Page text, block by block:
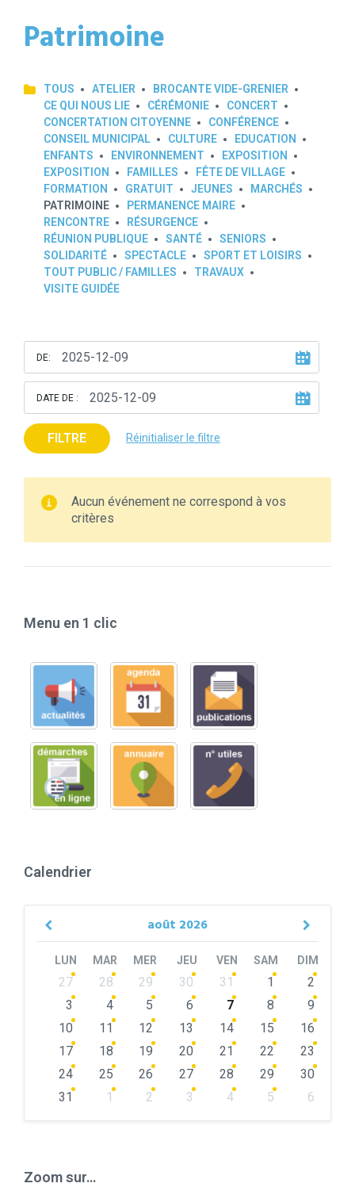
Patrimoine
TOUS ATELIER
BROCANTE VIDE-GRENIER
CE QUI NOUS LIE
CÉRÉMONIE
CONCERT
CONCERTATION CITOYENNE
CONFÉRENCE
CONSEIL MUNICIPAL
CULTURE
EDUCATION
ENFANTS
ENVIRONNEMENT
EXPOSITION
EXPOSITION
FAMILLES
FÊTE DE VILLAGE
FORMATION
GRATUIT JEUNES
MARCHÉS
PATRIMOINE
PERMANENCE MAIRE
RENCONTRE
RÉSURGENCE
RÉUNION PUBLIQUE
SANTÉ
SENIORS
SOLIDARITÉ
SPECTACLE
SPORT ET LOISIRS
TOUT PUBLIC / FAMILLES
TRAVAUX
VISITE GUIDÉE
DE:
DATE DE :
FILTRE Réinitialiser le filtre
Aucun événement ne correspond à vos
critères
Menu en 1 clic
Calendrier
août 2026
Previous
LUN MAR MER JEU VEN SAM DIM
Skip
calendar
27 28 29 30 31 1
2
3
4 5 6 7 8
9
10
11 12 13 14 15
16
17
18 19 20 21 22
23
24
25 26 27 28 29
30
31
1 2 3 4 5
6
Zoom sur…